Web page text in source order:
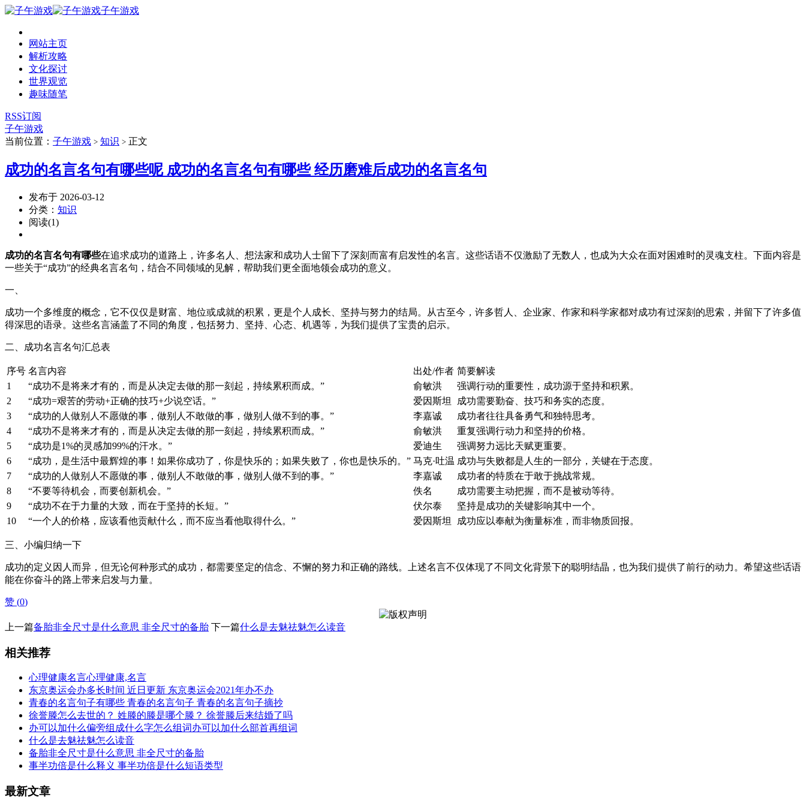
子午游戏
网站主页
解析攻略
文化探讨
世界观览
趣味随笔
RSS订阅
子午游戏
当前位置： 子午游戏 > 知识 > 正文
成功的名言名句有哪些呢 成功的名言名句有哪些 经历磨难后成功的名言名句
发布于 2026-03-12
分类： 知识
阅读(1)
成功的名言名句有哪些在追求成功的道路上，许多名人、想法家和成功人士留下了深刻而富有启发性的名言。这些话语不仅激励了无数人，也成为大众在面对困难时的灵魂支柱。下面内容是
一些关于“成功”的经典名言名句，结合不同领域的见解，帮助我们更全面地领会成功的意义。
一、
成功一个多维度的概念，它不仅仅是财富、地位或成就的积累，更是个人成长、坚持与努力的结局。从古至今，许多哲人、企业家、作家和科学家都对成功有过深刻的思索，并留下了许多值
得深思的语录。这些名言涵盖了不同的角度，包括努力、坚持、心态、机遇等，为我们提供了宝贵的启示。
二、成功名言名句汇总表
序号 名言内容 出处/作者 简要解读
1
“成功不是将来才有的，而是从决定去做的那一刻起，持续累积而成。” 俞敏洪
强调行动的重要性，成功源于坚持和积累。
2
“成功=艰苦的劳动+正确的技巧+少说空话。” 爱因斯坦
成功需要勤奋、技巧和务实的态度。
3
“成功的人做别人不愿做的事，做别人不敢做的事，做别人做不到的事。” 李嘉诚
成功者往往具备勇气和独特思考。
4
“成功不是将来才有的，而是从决定去做的那一刻起，持续累积而成。” 俞敏洪
重复强调行动力和坚持的价格。
5
“成功是1%的灵感加99%的汗水。” 爱迪生
强调努力远比天赋更重要。
6
“成功，是生活中最辉煌的事！如果你成功了，你是快乐的；如果失败了，你也是快乐的。” 马克·吐温 成功与失败都是人生的一部分，关键在于态度。
7
“成功的人做别人不愿做的事，做别人不敢做的事，做别人做不到的事。” 李嘉诚
成功者的特质在于敢于挑战常规。
8
“不要等待机会，而要创新机会。” 佚名
成功需要主动把握，而不是被动等待。
9
“成功不在于力量的大致，而在于坚持的长短。” 伏尔泰
坚持是成功的关键影响其中一个。
10
“一个人的价格，应该看他贡献什么，而不应当看他取得什么。” 爱因斯坦 成功应以奉献为衡量标准，而非物质回报。
三、小编归纳一下
成功的定义因人而异，但无论何种形式的成功，都需要坚定的信念、不懈的努力和正确的路线。上述名言不仅体现了不同文化背景下的聪明结晶，也为我们提供了前行的动力。希望这些话语
能在你奋斗的路上带来启发与力量。
赞 (0)
上一篇备胎非全尺寸是什么意思 非全尺寸的备胎 下一篇什么是去魅祛魅怎么读音
相关推荐
心理健康名言心理健康,名言
东京奥运会办多长时间 近日更新 东京奥运会2021年办不办
青春的名言句子有哪些 青春的名言句子 青春的名言句子摘抄
徐誉滕怎么去世的？ 姓滕的滕是哪个滕？ 徐誉滕后来结婚了吗
办可以加什么偏旁组成什么字怎么组词办可以加什么部首再组词
什么是去魅祛魅怎么读音
备胎非全尺寸是什么意思 非全尺寸的备胎
事半功倍是什么释义 事半功倍是什么短语类型
最新文章